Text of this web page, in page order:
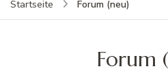
Startseite Forum (neu)
Forum